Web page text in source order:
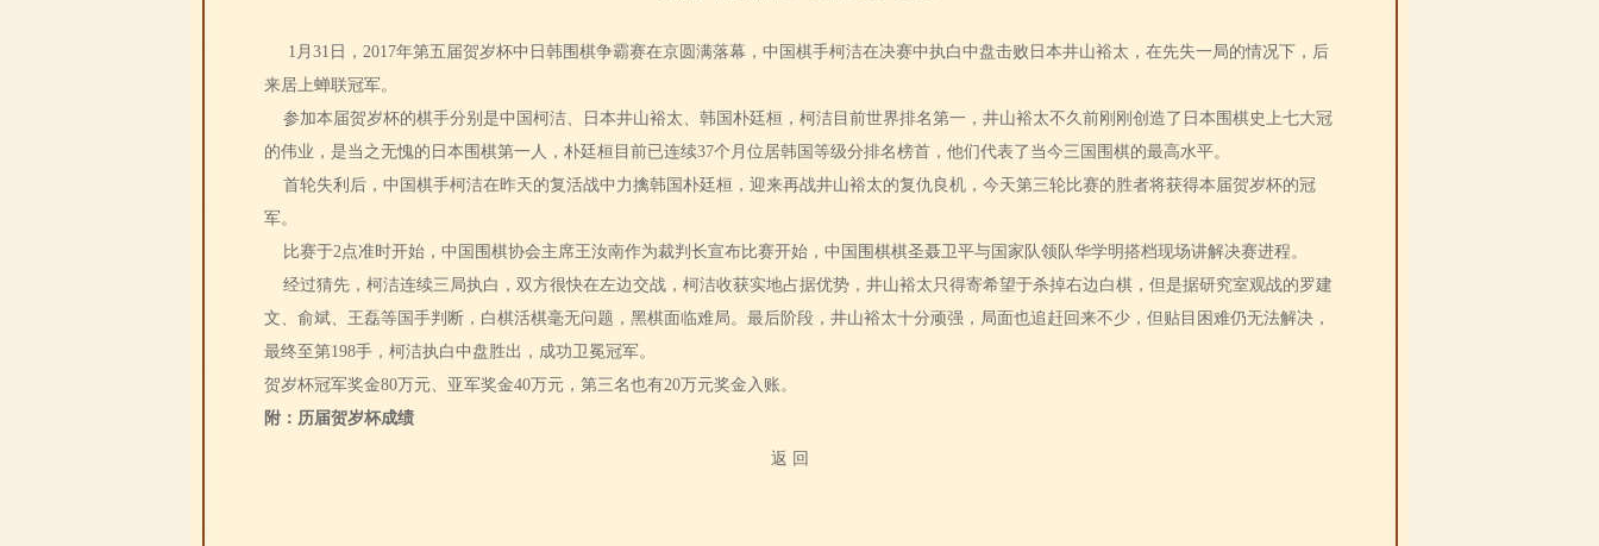
1月31日，2017年第五届贺岁杯中日韩围棋争霸赛在京圆满落幕，中国棋手柯洁在决赛中执白中盘击败日本井山裕太，在先失一局的情况下，后
来居上蝉联冠军。
参加本届贺岁杯的棋手分别是中国柯洁、日本井山裕太、韩国朴廷桓，柯洁目前世界排名第一，井山裕太不久前刚刚创造了日本围棋史上七大冠
的伟业，是当之无愧的日本围棋第一人，朴廷桓目前已连续37个月位居韩国等级分排名榜首，他们代表了当今三国围棋的最高水平。
首轮失利后，中国棋手柯洁在昨天的复活战中力擒韩国朴廷桓，迎来再战井山裕太的复仇良机，今天第三轮比赛的胜者将获得本届贺岁杯的冠
军。
比赛于2点准时开始，中国围棋协会主席王汝南作为裁判长宣布比赛开始，中国围棋棋圣聂卫平与国家队领队华学明搭档现场讲解决赛进程。
经过猜先，柯洁连续三局执白，双方很快在左边交战，柯洁收获实地占据优势，井山裕太只得寄希望于杀掉右边白棋，但是据研究室观战的罗建
文、俞斌、王磊等国手判断，白棋活棋毫无问题，黑棋面临难局。最后阶段，井山裕太十分顽强，局面也追赶回来不少，但贴目困难仍无法解决，
最终至第198手，柯洁执白中盘胜出，成功卫冕冠军。
贺岁杯冠军奖金80万元、亚军奖金40万元，第三名也有20万元奖金入账。
附：历届贺岁杯成绩
返 回